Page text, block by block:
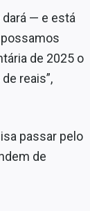
— e está
de 2025 o
reais”,
passar pelo
de